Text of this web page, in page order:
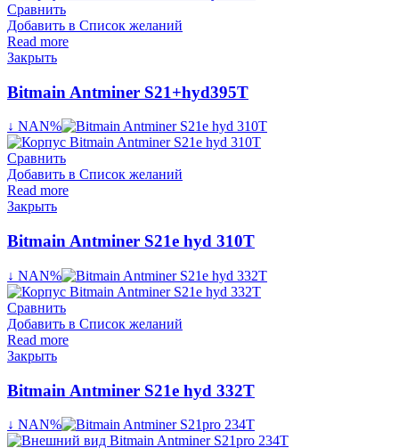
Сравнить
Добавить в Список желаний
Read more
Закрыть
Bitmain Antminer S21+hyd395T
↓ NAN%
Сравнить
Добавить в Список желаний
Read more
Закрыть
Bitmain Antminer S21e hyd 310T
↓ NAN%
Сравнить
Добавить в Список желаний
Read more
Закрыть
Bitmain Antminer S21e hyd 332T
↓ NAN%